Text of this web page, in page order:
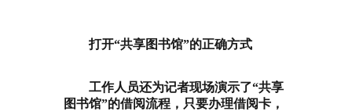
打开“共享图书馆”的正确方式
工作人员还为记者现场演示了“共享
图书馆”的借阅流程，只要办理借阅卡，